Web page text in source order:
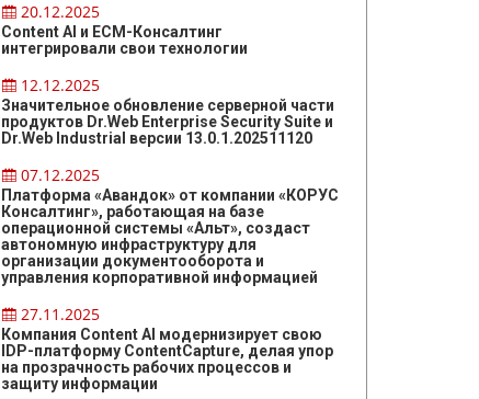
20.12.2025
Content AI и ЕСМ-Консалтинг
интегрировали свои технологии
12.12.2025
Значительное обновление серверной части
продуктов Dr.Web Enterprise Security Suite и
Dr.Web Industrial версии 13.0.1.202511120
07.12.2025
Платформа «Авандок» от компании «КОРУС
Консалтинг», работающая на базе
операционной системы «Альт», создаст
автономную инфраструктуру для
организации документооборота и
управления корпоративной информацией
27.11.2025
Компания Content AI модернизирует свою
IDP-платформу ContentCapture, делая упор
на прозрачность рабочих процессов и
защиту информации